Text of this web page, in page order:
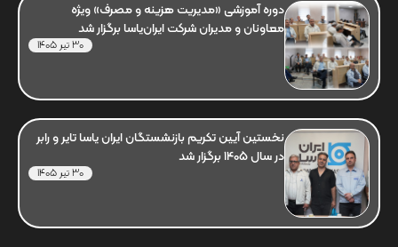
دوره آموزشی «مدیریت هزینه و مصرف» ویژه
معاونان و مدیران شرکت ایران‌یاسا برگزار شد
30 تیر 1405
نخستین آیین تکریم بازنشستگان ایران یاسا تایر و رابر
در سال 1405 برگزار شد
30 تیر 1405